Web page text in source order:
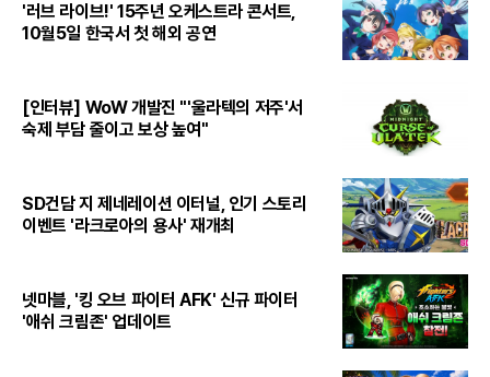
'러브 라이브!' 15주년 오케스트라 콘서트,
10월5일 한국서 첫 해외 공연
[인터뷰] WoW 개발진 "'울라텍의 저주'서
숙제 부담 줄이고 보상 높여"
SD건담 지 제네레이션 이터널, 인기 스토리
이벤트 '라크로아의 용사' 재개최
넷마블, '킹 오브 파이터 AFK' 신규 파이터
'애쉬 크림존' 업데이트